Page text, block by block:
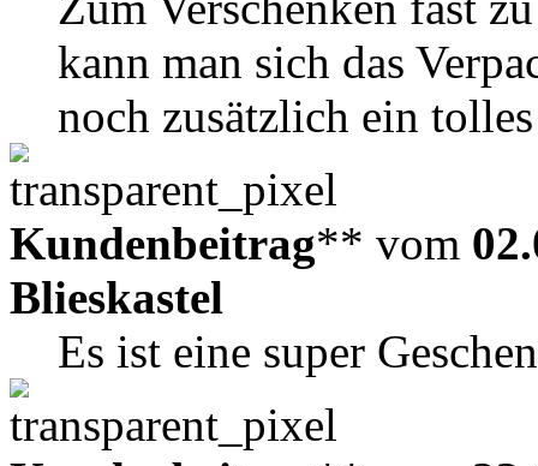
kann man sich das
noch zusätzlich ein
Kundenbeitrag** vom
Blieskastel
Es ist eine super